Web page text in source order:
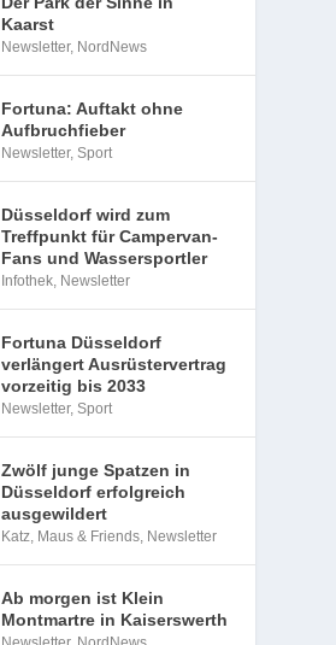
Kaarst
Newsletter, NordNews
Fortuna: Auftakt ohne
Aufbruchfieber
Newsletter,Sport
Düsseldorf wird zum
Treffpunkt für Campervan-
Fans und Wassersportler
Infothek, Newsletter
Fortuna Düsseldorf
verlängert Ausrüstervertrag
vorzeitig bis 2033
Newsletter,Sport
Zwölf junge Spatzen in
Düsseldorf erfolgreich
ausgewildert
Katz, Maus & Friends, Newsletter
Ab morgen ist Klein
Montmartre in Kaiserswerth